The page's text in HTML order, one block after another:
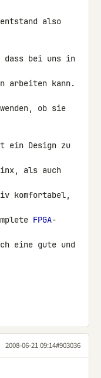
also
bei uns in
arbeiten kann.
ob sie
ein Design zu
als auch
komfortabel,
FPGA-
eine gute und
2008-06-21 09:14#903036